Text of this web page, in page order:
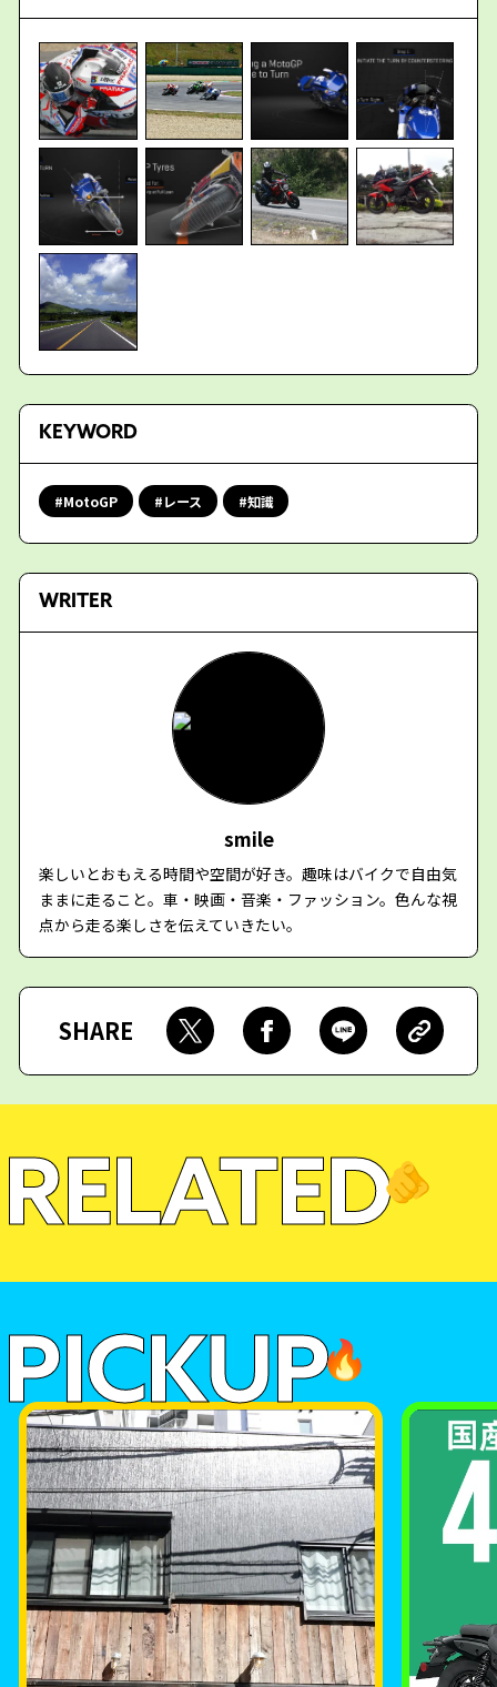
KEYWORD
MotoGP レース 知識
WRITER
smile
楽しいとおもえる時間や空間が好き。趣味はバイクで自由気
ままに走ること。車・映画・音楽・ファッション。色んな視
点から走る楽しさを伝えていきたい。
SHARE
RELATED🫵
PICKUP🔥